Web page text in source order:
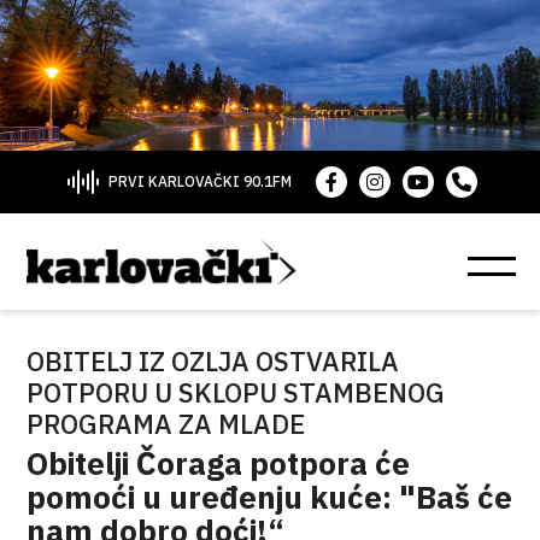
PRVI KARLOVAČKI 90.1FM
OBITELJ IZ OZLJA OSTVARILA
POTPORU U SKLOPU STAMBENOG
PROGRAMA ZA MLADE
Obitelji Čoraga potpora će
pomoći u uređenju kuće: "Baš će
nam dobro doći!“